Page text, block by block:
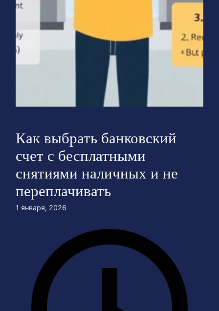
Как выбрать банковский
счет с бесплатными
снятиями наличных и не
переплачивать
1 января, 2026